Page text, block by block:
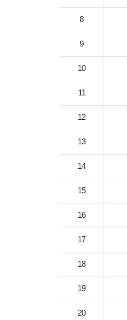
8
9
10
11
12
13
14
15
16
17
18
19
20